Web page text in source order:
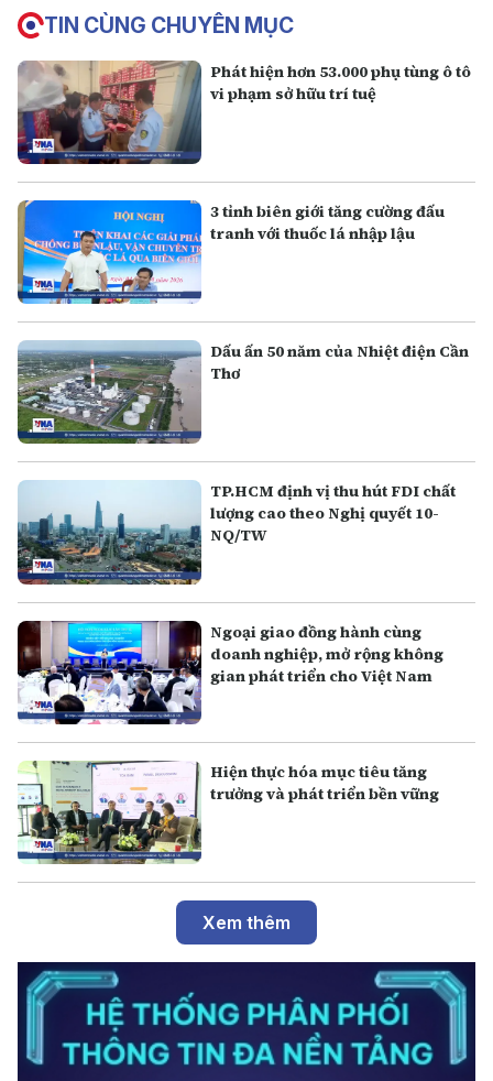
TIN CÙNG CHUYÊN MỤC
Phát hiện hơn 53.000 phụ tùng ô tô
vi phạm sở hữu trí tuệ
3 tỉnh biên giới tăng cường đấu
tranh với thuốc lá nhập lậu
Dấu ấn 50 năm của Nhiệt điện Cần
Thơ
TP.HCM định vị thu hút FDI chất
lượng cao theo Nghị quyết 10-
NQ/TW
Ngoại giao đồng hành cùng
doanh nghiệp, mở rộng không
gian phát triển cho Việt Nam
Hiện thực hóa mục tiêu tăng
trưởng và phát triển bền vững
Xem thêm